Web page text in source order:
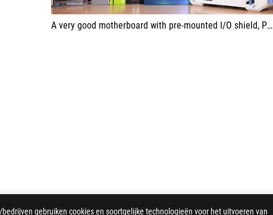
gebruiken cookies en soortgelijke technologieën voor het uitvoeren van
A very good motherboard with pre-mounted I/O shield, PCIe 5.0 slot.